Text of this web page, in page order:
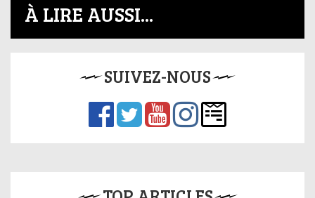
À LIRE AUSSI...
SUIVEZ-NOUS